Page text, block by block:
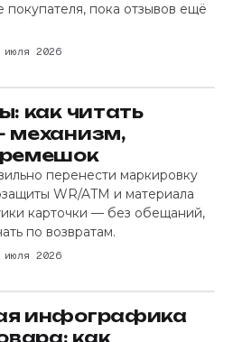
пока отзывов ещё
июля 2026
как читать
механизм,
перенести маркировку
WR/ATM и материала
карточки — без обещаний,
по возвратам.
июля 2026
инфографика
как